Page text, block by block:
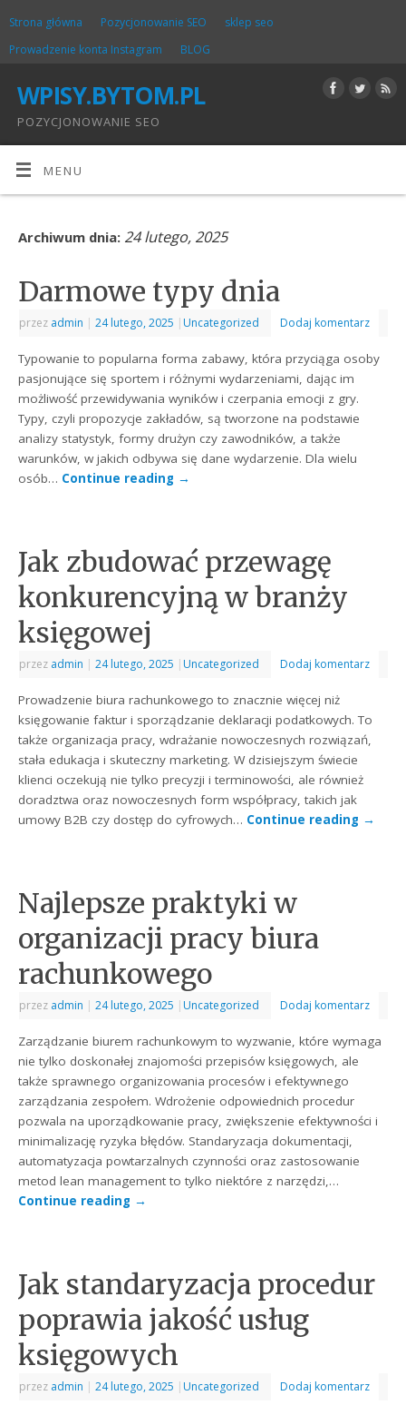
Strona główna Pozycjonowanie SEO
sklep seo
Prowadzenie konta Instagram
BLOG
WPISY.BYTOM.PL
POZYCJONOWANIE SEO
MENU
Archiwum dnia: 24 lutego, 2025
Darmowe typy dnia
przez admin | 24 lutego, 2025 | Uncategorized Dodaj komentarz
Typowanie to popularna forma zabawy, która przyciąga osoby
pasjonujące się sportem i różnymi wydarzeniami, dając im
możliwość przewidywania wyników i czerpania emocji z gry.
Typy, czyli propozycje zakładów, są tworzone na podstawie
analizy statystyk, formy drużyn czy zawodników, a także
warunków, w jakich odbywa się dane wydarzenie. Dla wielu
osób… Continue reading →
Jak zbudować przewagę
konkurencyjną w branży
księgowej
przez admin | 24 lutego, 2025 | Uncategorized Dodaj komentarz
Prowadzenie biura rachunkowego to znacznie więcej niż
księgowanie faktur i sporządzanie deklaracji podatkowych. To
także organizacja pracy, wdrażanie nowoczesnych rozwiązań,
stała edukacja i skuteczny marketing. W dzisiejszym świecie
klienci oczekują nie tylko precyzji i terminowości, ale również
doradztwa oraz nowoczesnych form współpracy, takich jak
umowy B2B czy dostęp do cyfrowych… Continue reading →
Najlepsze praktyki w
organizacji pracy biura
rachunkowego
przez admin | 24 lutego, 2025 | Uncategorized Dodaj komentarz
Zarządzanie biurem rachunkowym to wyzwanie, które wymaga
nie tylko doskonałej znajomości przepisów księgowych, ale
także sprawnego organizowania procesów i efektywnego
zarządzania zespołem. Wdrożenie odpowiednich procedur
pozwala na uporządkowanie pracy, zwiększenie efektywności i
minimalizację ryzyka błędów. Standaryzacja dokumentacji,
automatyzacja powtarzalnych czynności oraz zastosowanie
metod lean management to tylko niektóre z narzędzi,…
Continue reading →
Jak standaryzacja procedur
poprawia jakość usług
księgowych
przez admin | 24 lutego, 2025 | Uncategorized Dodaj komentarz